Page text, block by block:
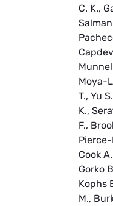
C. K.,
Moya-
T., Yu
K.,
F.,
Pierce-
Cook
Gorko
Kophs
M.,